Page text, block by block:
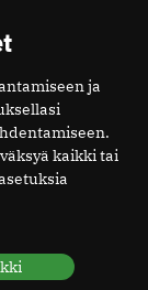
ja
kaikki tai